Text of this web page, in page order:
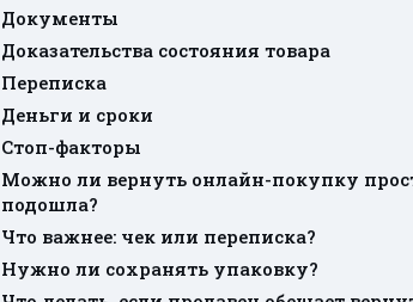
Документы
Доказательства состояния товара
Переписка
Деньги и сроки
Стоп-факторы
Можно ли вернуть онлайн-покупку
подошла?
Что важнее: чек или переписка?
Нужно ли сохранять упаковку?